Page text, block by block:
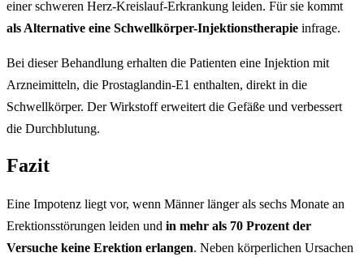
einer schweren Herz-Kreislauf-Erkrankung leiden. Für sie kommt
als Alternative eine Schwellkörper-Injektionstherapie infrage.
Bei dieser Behandlung erhalten die Patienten eine Injektion mit
Arzneimitteln, die Prostaglandin-E1 enthalten, direkt in die
Schwellkörper. Der Wirkstoff erweitert die Gefäße und verbessert
die Durchblutung.
Fazit
Eine Impotenz liegt vor, wenn Männer länger als sechs Monate an
Erektionsstörungen leiden und in mehr als 70 Prozent der
Versuche keine Erektion erlangen. Neben körperlichen Ursachen